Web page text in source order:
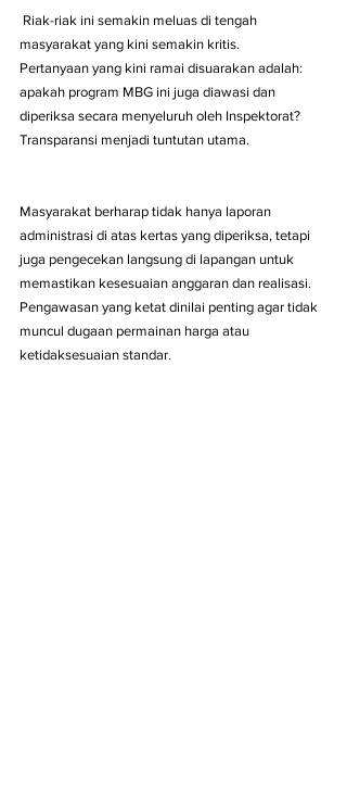
masyarakat yang kini semakin kritis.
Pertanyaan yang kini ramai disuarakan adalah:
apakah program MBG ini juga diawasi dan
diperiksa secara menyeluruh oleh Inspektorat?
Transparansi menjadi tuntutan utama.
Masyarakat berharap tidak hanya laporan
administrasi di atas kertas yang diperiksa, tetapi
juga pengecekan langsung di lapangan untuk
memastikan kesesuaian anggaran dan realisasi.
Pengawasan yang ketat dinilai penting agar tidak
muncul dugaan permainan harga atau
ketidaksesuaian standar.